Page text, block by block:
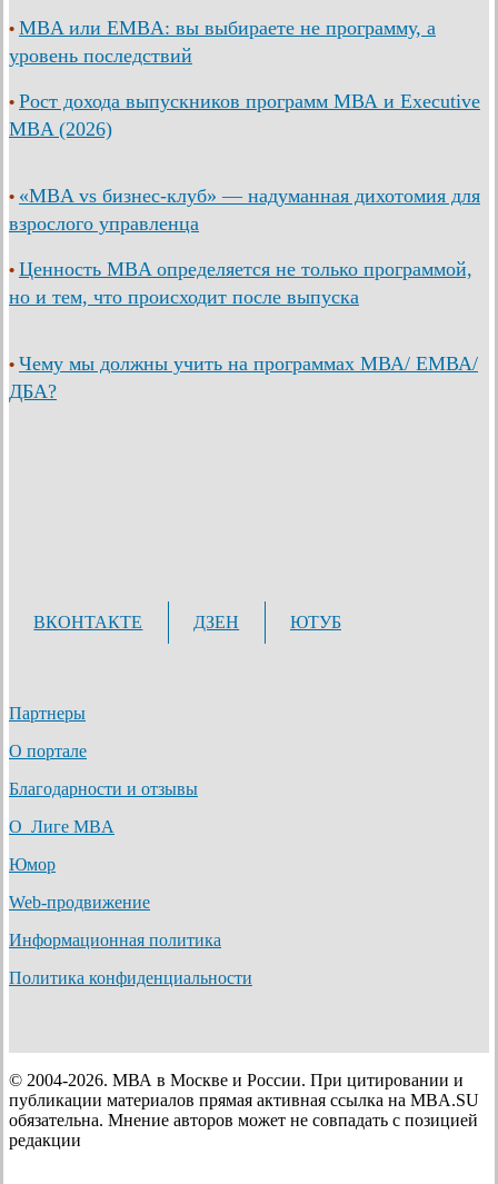
• MBA или EMBA: вы выбираете не программу, а
уровень последствий
• Рост дохода выпускников программ МВА и Executive
MBA (2026)
• «MBA vs бизнес-клуб» — надуманная дихотомия для
взрослого управленца
• Ценность MBA определяется не только программой,
но и тем, что происходит после выпуска
• Чему мы должны учить на программах МВА/ ЕМВА/
ДБА?
ВКОНТАКТЕ ДЗЕН ЮТУБ
Партнеры
О портале
Благодарности и отзывы
О Лиге MBA
Юмор
Web-продвижение
Информационная политика
Политика конфиденциальности
© 2004-2026. МВА в Москве и России. При цитировании и
публикации материалов прямая активная ссылка на MBA.SU
обязательна. Мнение авторов может не совпадать с позицией
редакции